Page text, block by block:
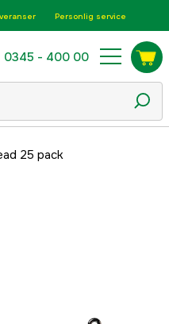
Personlig service
0345 - 400 00
25 pack